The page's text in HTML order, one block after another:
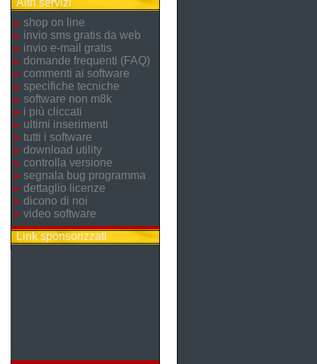
Altri servizi
shop on line
invio sms gratis da web
invio e-mail gratis
domande frequenti (FAQ)
commenti ai software
specifiche tecniche
software non m8k
i più cliccati
ultimi inserimenti
tutti i software
download utility
controlla versione
segnala bug programma
dettaglio licenze
dicono di noi
video software
Link sponsorizzati